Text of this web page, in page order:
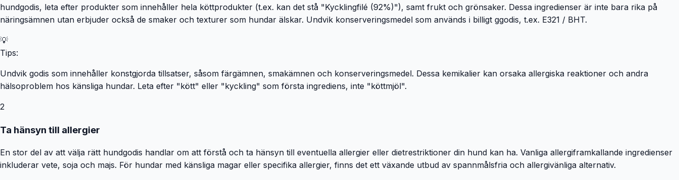
hundgodis, leta efter produkter som innehåller hela köttprodukter (t.ex. kan det stå "Kycklingfilé (92%)"), samt frukt och grönsaker. Dessa ingredienser är inte bara rika på
näringsämnen utan erbjuder också de smaker och texturer som hundar älskar. Undvik konserveringsmedel som används i billigt ggodis, t.ex. E321 / BHT.
💡
Tips:
Undvik godis som innehåller konstgjorda tillsatser, såsom färgämnen, smakämnen och konserveringsmedel. Dessa kemikalier kan orsaka allergiska reaktioner och andra
hälsoproblem hos känsliga hundar. Leta efter "kött" eller "kyckling" som första ingrediens, inte "köttmjöl".
2
Ta hänsyn till allergier
En stor del av att välja rätt hundgodis handlar om att förstå och ta hänsyn till eventuella allergier eller dietrestriktioner din hund kan ha. Vanliga allergiframkallande ingredienser
inkluderar vete, soja och majs. För hundar med känsliga magar eller specifika allergier, finns det ett växande utbud av spannmålsfria och allergivänliga alternativ.